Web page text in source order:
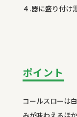
４.器に盛り付け
ポイント
コールスローは